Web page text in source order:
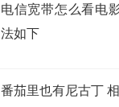
电信宽带怎么看电
法如下
番茄里也有尼古丁